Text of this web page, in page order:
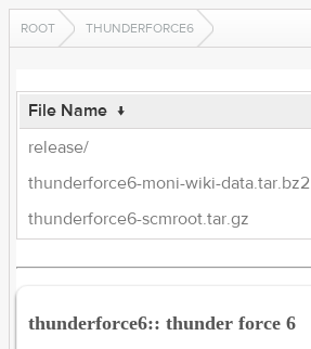
ROOT THUNDERFORCE6
File Name ↓
release/
thunderforce6-moni-wiki-data.tar.bz2
thunderforce6-scmroot.tar.gz
thunderforce6:: thunder force 6